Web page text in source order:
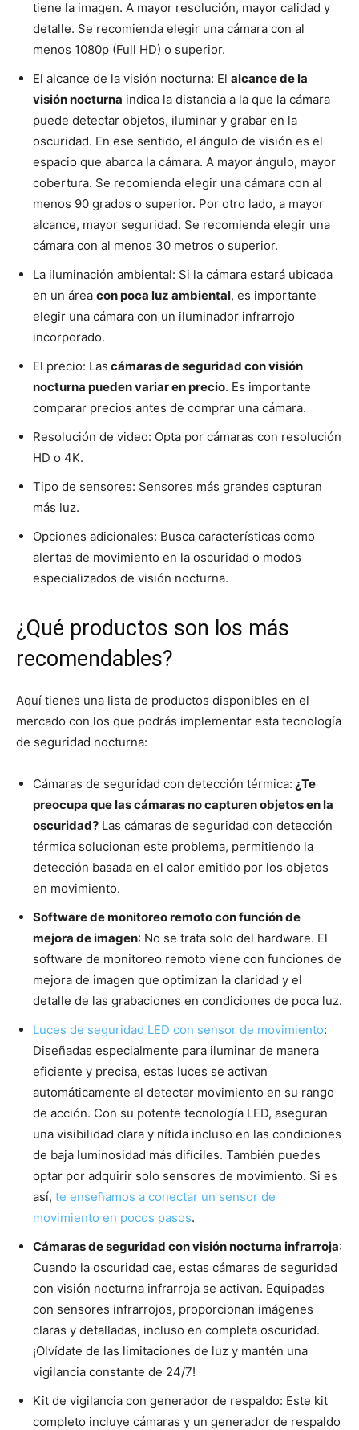
tiene la imagen. A mayor resolución, mayor calidad y
detalle. Se recomienda elegir una cámara con al
menos 1080p (Full HD) o superior.
El alcance de la visión nocturna: El alcance de la
visión nocturna indica la distancia a la que la cámara
puede detectar objetos, iluminar y grabar en la
oscuridad. En ese sentido, el ángulo de visión es el
espacio que abarca la cámara. A mayor ángulo, mayor
cobertura. Se recomienda elegir una cámara con al
menos 90 grados o superior. Por otro lado, a mayor
alcance, mayor seguridad. Se recomienda elegir una
cámara con al menos 30 metros o superior.
La iluminación ambiental: Si la cámara estará ubicada
en un área con poca luz ambiental, es importante
elegir una cámara con un iluminador infrarrojo
incorporado.
El precio: Las cámaras de seguridad con visión
nocturna pueden variar en precio. Es importante
comparar precios antes de comprar una cámara.
Resolución de video: Opta por cámaras con resolución
HD o 4K.
Tipo de sensores: Sensores más grandes capturan
más luz.
Opciones adicionales: Busca características como
alertas de movimiento en la oscuridad o modos
especializados de visión nocturna.
¿Qué productos son los más
recomendables?
Aquí tienes una lista de productos disponibles en el
mercado con los que podrás implementar esta tecnología
de seguridad nocturna:
Cámaras de seguridad con detección térmica: ¿Te
preocupa que las cámaras no capturen objetos en la
oscuridad? Las cámaras de seguridad con detección
térmica solucionan este problema, permitiendo la
detección basada en el calor emitido por los objetos
en movimiento.
Software de monitoreo remoto con función de
mejora de imagen: No se trata solo del hardware. El
software de monitoreo remoto viene con funciones de
mejora de imagen que optimizan la claridad y el
detalle de las grabaciones en condiciones de poca luz.
Luces de seguridad LED con sensor de movimiento:
Diseñadas especialmente para iluminar de manera
eficiente y precisa, estas luces se activan
automáticamente al detectar movimiento en su rango
de acción. Con su potente tecnología LED, aseguran
una visibilidad clara y nítida incluso en las condiciones
de baja luminosidad más difíciles. También puedes
optar por adquirir solo sensores de movimiento. Si es
así, te enseñamos a conectar un sensor de
movimiento en pocos pasos.
Cámaras de seguridad con visión nocturna infrarroja:
Cuando la oscuridad cae, estas cámaras de seguridad
con visión nocturna infrarroja se activan. Equipadas
con sensores infrarrojos, proporcionan imágenes
claras y detalladas, incluso en completa oscuridad.
¡Olvídate de las limitaciones de luz y mantén una
vigilancia constante de 24/7!
Kit de vigilancia con generador de respaldo: Este kit
completo incluye cámaras y un generador de respaldo